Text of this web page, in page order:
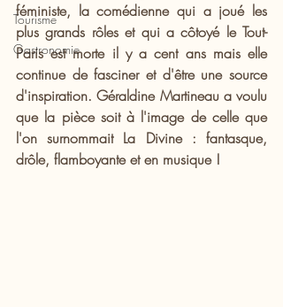
Tourisme
Gastronomie
féministe, la comédienne qui a joué les
plus grands rôles et qui a côtoyé le Tout-
Paris est morte il y a cent ans mais elle
continue de fasciner et d'être une source
d'inspiration. Géraldine Martineau a voulu
que la pièce soit à l'image de celle que
l'on surnommait La Divine : fantasque,
drôle, flamboyante et en musique !